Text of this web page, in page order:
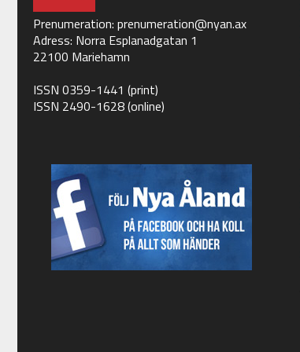
Prenumeration: prenumeration@nyan.ax
Adress: Norra Esplanadgatan 1
22100 Mariehamn
ISSN 0359-1441 (print)
ISSN 2490-1628 (online)